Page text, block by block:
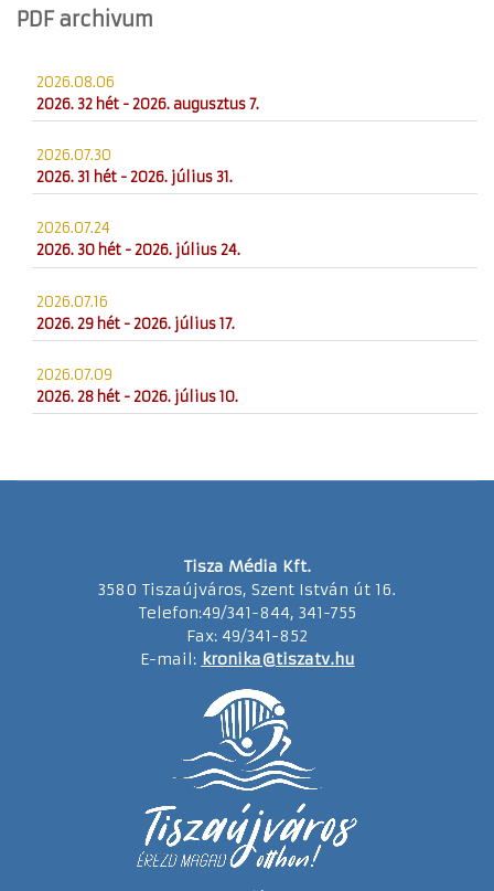
PDF archivum
2026.08.06
2026. 32 hét - 2026. augusztus 7.
2026.07.30
2026. 31 hét - 2026. július 31.
2026.07.24
2026. 30 hét - 2026. július 24.
2026.07.16
2026. 29 hét - 2026. július 17.
2026.07.09
2026. 28 hét - 2026. július 10.
Tisza Média Kft.
3580 Tiszaújváros, Szent István út 16.
Telefon:49/341-844, 341-755
Fax: 49/341-852
E-mail: kronika@tiszatv.hu